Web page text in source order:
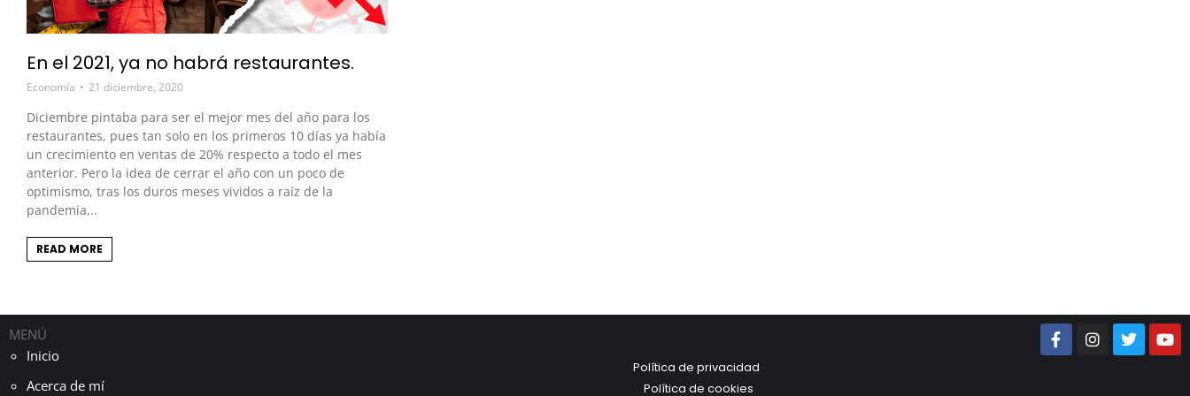
En el 2021, ya no habrá restaurantes.
Economía 21 diciembre, 2020
Diciembre pintaba para ser el mejor mes del año para los
restaurantes, pues tan solo en los primeros 10 días ya había
un crecimiento en ventas de 20% respecto a todo el mes
anterior. Pero la idea de cerrar el año con un poco de
optimismo, tras los duros meses vividos a raíz de la
pandemia,..
READ MORE
MENÚ
Inicio
Acerca de mí
Política de privacidad
Política de cookies